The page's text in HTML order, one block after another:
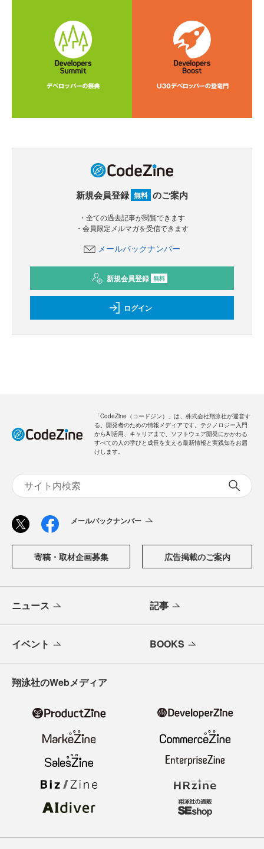
新規会員登録 無料 のご案内
・全ての過去記事が閲覧できます
・会員限定メルマガを受信できます
メールバックナンバー
新規会員登録 無料
ログイン
「CodeZine（コードジン）」は、株式会社翔泳社が運営す
る、開発者のための情報メディアです。テクノロジー入門
からAI活用、キャリアまで、ソフトウェア開発にかかわる
すべての人の学びと成長を支える最新情報と実践知をお届
けします。
メールバックナンバー
寄稿・取材企画募集 広告掲載のご案内
ニュース 記事
イベント BOOKS
翔泳社のWebメディア